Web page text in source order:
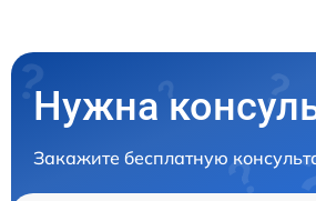
Нужна
Закажите бесплатную